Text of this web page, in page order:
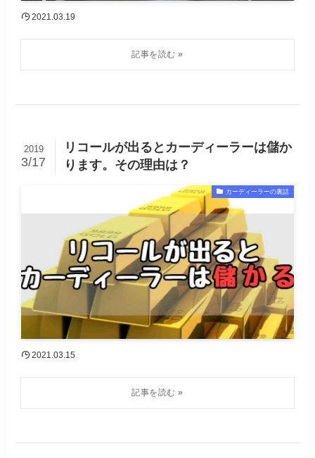
2021.03.19
リコールが出るとカーディーラーは儲か
ります。その理由は？
2019
3/17
カーディーラーの裏話
2021.03.15